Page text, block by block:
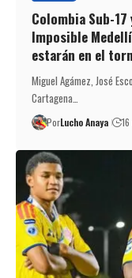
Colombia Sub-
Imposible
estarán en el
Miguel Agámez, José
Cartagena…
PorLucho Anaya